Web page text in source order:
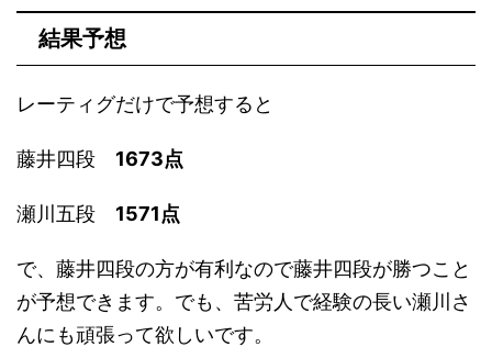
結果予想
レーティグだけで予想すると
藤井四段 1673点
瀬川五段 1571点
で、藤井四段の方が有利なので藤井四段が勝つこと
が予想できます。でも、苦労人で経験の長い瀬川さ
んにも頑張って欲しいです。